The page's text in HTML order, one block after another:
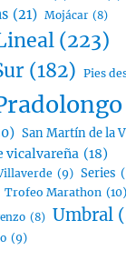
(21) Mojácar (8)
(223)
(182) Pies
San Martín de la
vicalvareña (18)
(9) Series
Trofeo Marathon (10)
(8) Umbral
(9)